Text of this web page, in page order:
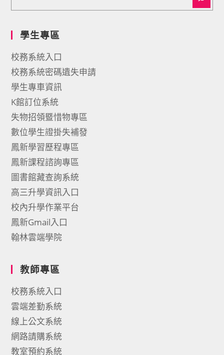
學生專區
校務系統入口
校務系統密碼遺失申請
學生專車資訊
K館訂位系統
失物招領暨惜物專區
數位學生證掛失補發
鳳新學習歷程專區
鳳新課程諮詢專區
圖書館藏查詢系統
高三升學資訊入口
校內升學作業平台
鳳新Gmail入口
翰林雲端學院
教師專區
校務系統入口
雲端差勤系統
線上公文系統
網路請購系統
教室預約系統